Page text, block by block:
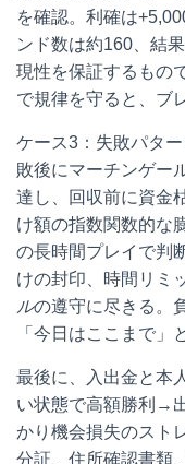
を確認。利確は
ンド数は約160、結
現性を保証するもの
で規律を守ると、ブ
ケース3：失敗パタ
敗後にマーチンゲー
達し、回収前に資金
け額の指数関数的な
の長時間プレイで判
けの封印、時間リミ
ルの遵守に尽きる。
「今日はここまで」
最後に、入出金と本
い状態で高額勝利→
かり機会損失のスト
分証、住所確認書類